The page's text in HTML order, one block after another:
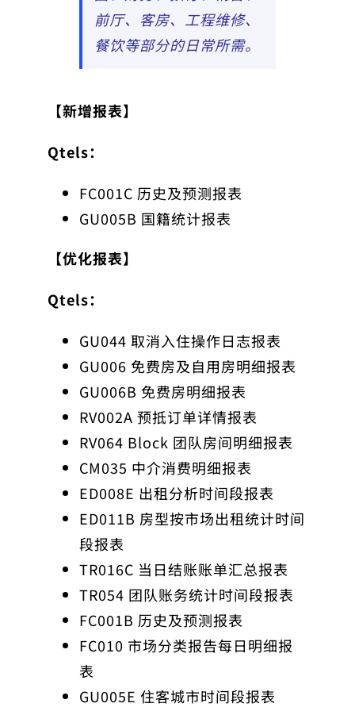
前厅、客房、工程维修、
餐饮等部分的日常所需。
【新增报表】
Qtels：
FC001C 历史及预测报表
GU005B 国籍统计报表
【优化报表】
Qtels：
GU044 取消入住操作日志报表
GU006 免费房及自用房明细报表
GU006B 免费房明细报表
RV002A 预抵订单详情报表
RV064 Block 团队房间明细报表
CM035 中介消费明细报表
ED008E 出租分析时间段报表
ED011B 房型按市场出租统计时间
段报表
TR016C 当日结账账单汇总报表
TR054 团队账务统计时间段报表
FC001B 历史及预测报表
FC010 市场分类报告每日明细报
表
GU005E 住客城市时间段报表